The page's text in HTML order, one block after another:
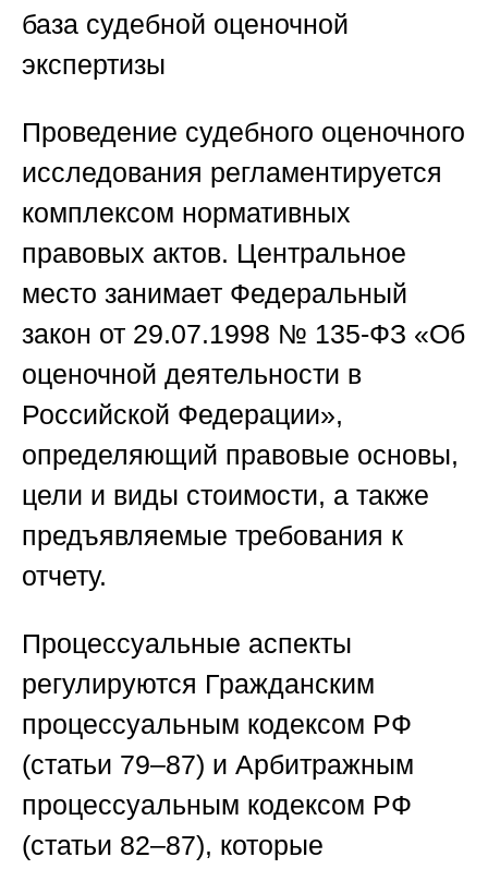
база судебной оценочной
экспертизы
Проведение судебного оценочного
исследования регламентируется
комплексом нормативных
правовых актов. Центральное
место занимает Федеральный
закон от 29.07.1998 № 135-ФЗ «Об
оценочной деятельности в
Российской Федерации»,
определяющий правовые основы,
цели и виды стоимости, а также
предъявляемые требования к
отчету.
Процессуальные аспекты
регулируются Гражданским
процессуальным кодексом РФ
(статьи 79–87) и Арбитражным
процессуальным кодексом РФ
(статьи 82–87), которые